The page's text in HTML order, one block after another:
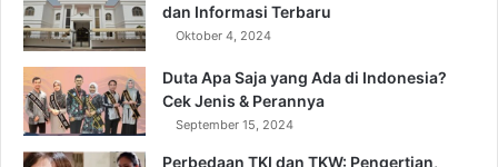
dan Informasi Terbaru
Oktober 4, 2024
Duta Apa Saja yang Ada di Indonesia?
Cek Jenis & Perannya
September 15, 2024
Perbedaan TKI dan TKW: Pengertian,